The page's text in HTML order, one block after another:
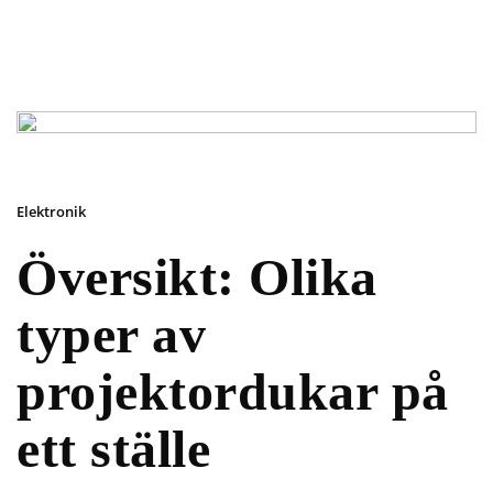
Översikt: Olika
typer av
projektordukar på
ett ställe
Elektronik